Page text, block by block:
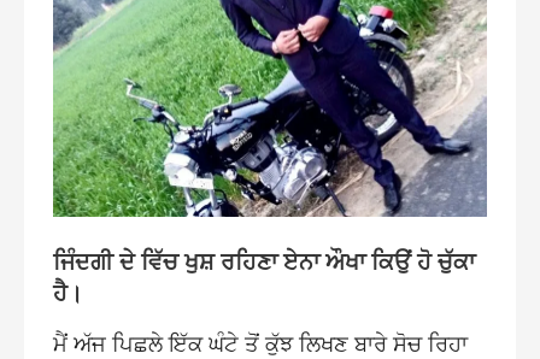
ਜਿੰਦਗੀ ਦੇ ਵਿੱਚ ਖੁਸ਼ ਰਹਿਣਾ ਏਨਾ ਔਖਾ ਕਿਉਂ ਹੋ ਚੁੱਕਾ
ਹੈ।
ਮੈਂ ਅੱਜ ਪਿਛਲੇ ਇੱਕ ਘੰਟੇ ਤੋਂ ਕੁੱਝ ਲਿਖਣ ਬਾਰੇ ਸੋਚ ਰਿਹਾ